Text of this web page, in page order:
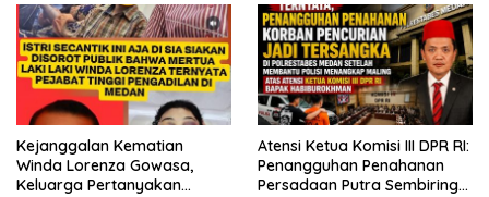
Kejanggalan Kematian
Winda Lorenza Gowasa,
Keluarga Pertanyakan
Atensi Ketua Komisi III DPR RI:
Penangguhan Penahanan
Persadaan Putra Sembiring